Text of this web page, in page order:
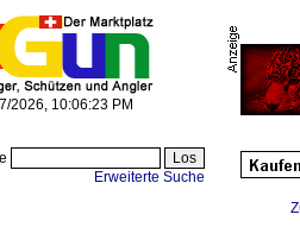
2026, 10:06:23 PM
Erweiterte Suche